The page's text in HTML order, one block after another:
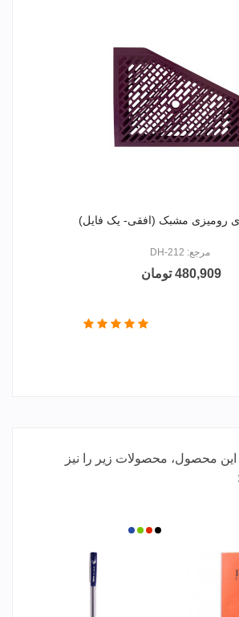
رومیزی مشبک (افقی- یک فایل)
مرجع: DH-212
480,909 تومان
این محصول، محصولات زیر را نیز
مشکی
قرمز
سبز
آبی